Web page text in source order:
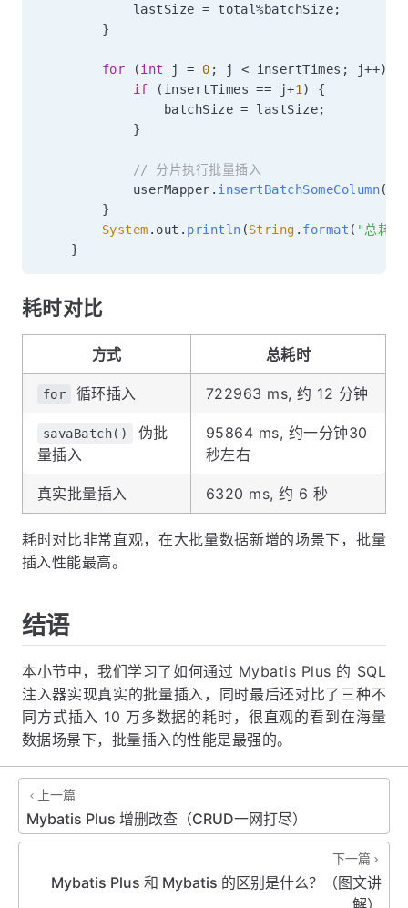
            lastSize
= total%batchSize;
}
for (int j = 0 ; j < insertTimes ; j++)
if
( insertTimes == j+1 )
{
                batchSize
= lastSize;
}
// 分片执行批量插入
            userMapper
. insertBatchSomeColumn(
}
System . out . println (String . format ( "总耗时
}
耗时对比
方式 总耗时
for 循环插入 722963 ms, 约 12 分钟
savaBatch()
伪批
量插入
95864 ms, 约一分钟30
秒左右
真实批量插入 6320 ms, 约 6 秒
耗时对比非常直观，在大批量数据新增的场景下，批量
插入性能最高。
结语
本小节中，我们学习了如何通过 Mybatis Plus 的 SQL
注入器实现真实的批量插入，同时最后还对比了三种不
同方式插入 10 万多数据的耗时，很直观的看到在海量
数据场景下，批量插入的性能是最强的。
上一篇
Mybatis Plus 增删改查（CRUD一网打尽）
下一篇
Mybatis Plus 和 Mybatis 的区别是什么？（图文讲
解）